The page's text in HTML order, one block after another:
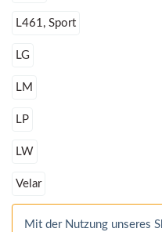
L461, Sport
LG
LM
LP
LW
Velar
Mit der Nutzung unseres